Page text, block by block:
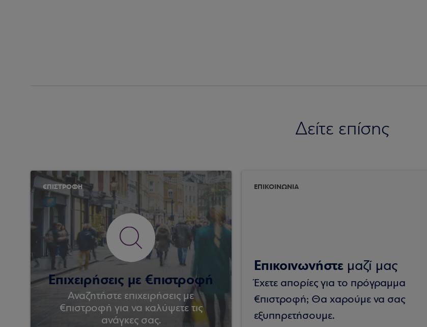
Δείτε επίσης
€ΠΙΣΤΡΟΦΗ
Επιχειρήσεις με €πιστροφή
Αναζητήστε επιχειρήσεις με
€πιστροφή για να καλύψετε τις
ανάγκες σας.
ΕΠΙΚΟΙΝΩΝΙΑ
Επικοινωνήστε μαζί μας
Έχετε απορίες για το πρόγραμμα
€πιστροφή; Θα χαρούμε να σας
εξυπηρετήσουμε.